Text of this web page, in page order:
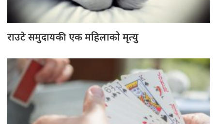
राउटे समुदायकी एक महिलाको मृत्यु